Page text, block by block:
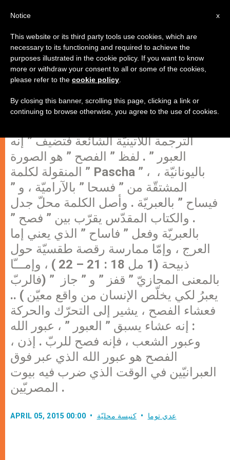
سأل أحد الأخوة : ما معنى كلمة "
الترجمة اللاتينيّة الشائعة فتضيف ” إنه
العبور ” . لفظ ” الفصح ” هو الصورة
المنقولة لكلمة ” Pascha ” ، باليونانيّة ،
المشتقّة من ” فسحا ” بالآراميّة ، و ”
فيساح ” بالعبريّة . وأصل الكلمة محلّ جدل
. والكتاب المقدّس يقرّب بين ” فصح ”
بالعبريّة وفعل ” فاساح ” الذي يعني إما
العرج ، وإمّا ممارسة رقصة طقسيّة حول
ذبيحة (1 مل 18 : 21 – 22 ) ، وإمـــّا
بالمعنى المجازيّ ” قفز ” و ” جاز ” (فالربّ
يعبرُ لكي يخلّص الإنسان من واقع معيّن ) ..
فعشاء الفصح ، يشير إلى التحرّك والحركة
: إنه عشاء يسبق ” العبور ” ، عبور الله
وعبور الشعب ، فإنه فصح للربّ . إذن ،
الفصح هو عبور الله الذي عبر فوق
العبرانيّين في الوقت الذي ضرب فيه بيوت
المصريّين .
APRIL 05, 2015 00:00 عدي توما كنيسة محليّة
x
Notice
This website or its third party tools use cookies, which are
necessary to its functioning and required to achieve the
purposes illustrated in the cookie policy. If you want to know
more or withdraw your consent to all or some of the cookies,
please refer to the cookie policy
By closing this banner, scrolling this page, clicking a link or
continuing to browse otherwise, you agree to the use of cookies.